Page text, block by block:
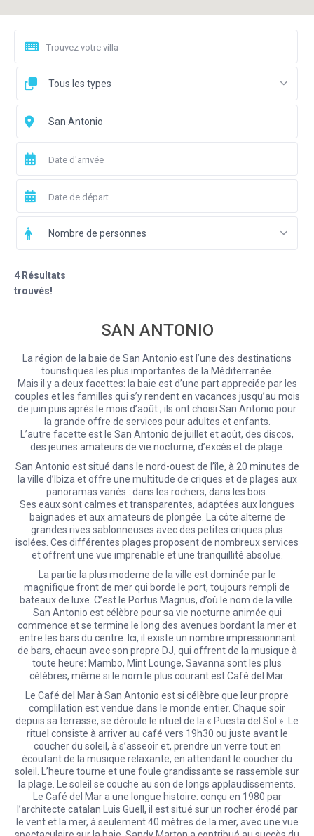
Tous les types
San Antonio
Nombre de personnes
4 Résultats
trouvés!
SAN ANTONIO
La région de la baie de San Antonio est l’une des destinations
touristiques les plus importantes de la Méditerranée.
Mais il y a deux facettes: la baie est d’une part appreciée par les
couples et les familles qui s’y rendent en vacances jusqu’au mois
de juin puis après le mois d’août ; ils ont choisi San Antonio pour
la grande offre de services pour adultes et enfants.
L’autre facette est le San Antonio de juillet et août, des discos,
des jeunes amateurs de vie nocturne, d’excès et de plage.
San Antonio est situé dans le nord-ouest de l’île, à 20 minutes de
la ville d’Ibiza et offre une multitude de criques et de plages aux
panoramas variés : dans les rochers, dans les bois.
Ses eaux sont calmes et transparentes, adaptées aux longues
baignades et aux amateurs de plongée. La côte alterne de
grandes rives sablonneuses avec des petites criques plus
isolées. Ces différentes plages proposent de nombreux services
et offrent une vue imprenable et une tranquillité absolue.
La partie la plus moderne de la ville est dominée par le
magnifique front de mer qui borde le port, toujours rempli de
bateaux de luxe. C’est le Portus Magnus, d’où le nom de la ville.
San Antonio est célèbre pour sa vie nocturne animée qui
commence et se termine le long des avenues bordant la mer et
entre les bars du centre. Ici, il existe un nombre impressionnant
de bars, chacun avec son propre DJ, qui offrent de la musique à
toute heure: Mambo, Mint Lounge, Savanna sont les plus
célèbres, même si le nom le plus courant est Café del Mar.
Le Café del Mar à San Antonio est si célèbre que leur propre
complilation est vendue dans le monde entier. Chaque soir
depuis sa terrasse, se déroule le rituel de la « Puesta del Sol ». Le
rituel consiste à arriver au café vers 19h30 ou juste avant le
coucher du soleil, à s’asseoir et, prendre un verre tout en
écoutant de la musique relaxante, en attendant le coucher du
soleil. L’heure tourne et une foule grandissante se rassemble sur
la plage. Le soleil se couche au son de longs applaudissements.
Le Café del Mar a une longue histoire: conçu en 1980 par
l’architecte catalan Luis Guell, il est situé sur un rocher érodé par
le vent et la mer, à seulement 40 mètres de la mer, avec une vue